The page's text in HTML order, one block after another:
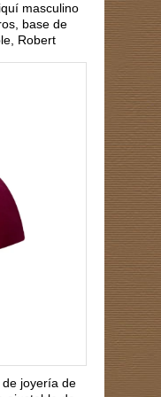
masculino
base de
Robert
joyería de